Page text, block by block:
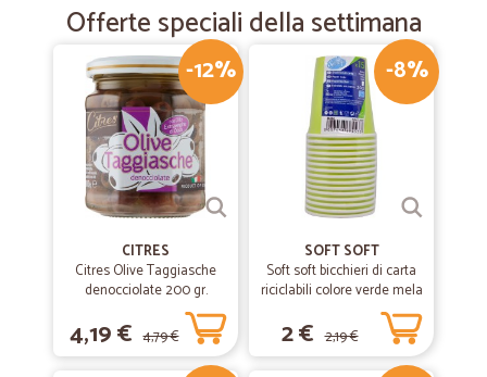
Offerte speciali della settimana
-12%
CITRES
Citres Olive Taggiasche
denocciolate 200 gr.
4,19 € 4,79 €
-8%
SOFT SOFT
Soft soft bicchieri di carta
riciclabili colore verde mela
2 € 2,19 €